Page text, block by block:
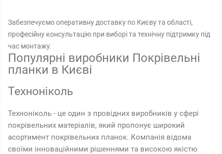
Забезпечуємо оперативну доставку по Києву та області,
професійну консультацію при виборі та технічну підтримку під
час монтажу.
Популярні виробники Покрівельні
планки в Києві
Техноніколь
Техноніколь - це один з провідних виробників у сфері
покрівельних матеріалів, який пропонує широкий
асортимент покрівельних планок. Компанія відома
своїми інноваційними рішеннями та високою якістю